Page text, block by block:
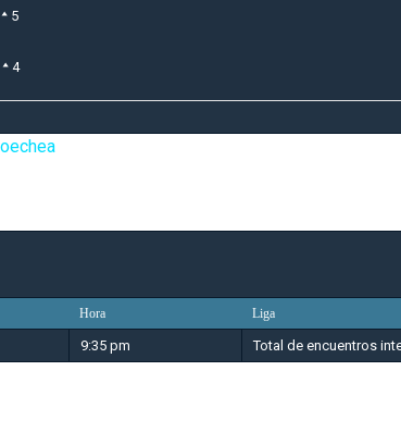
5
4
Hora Liga
9:35 pm Total de encuentros